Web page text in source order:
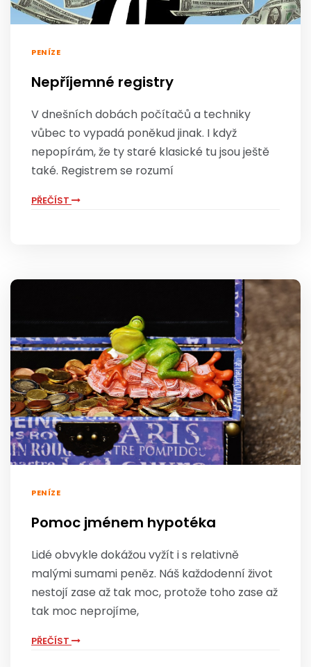
PENÍZE
Nepříjemné registry
V dnešních dobách počítačů a techniky
vůbec to vypadá poněkud jinak. I když
nepopírám, že ty staré klasické tu jsou ještě
také. Registrem se rozumí
PŘEČÍST
PENÍZE
Pomoc jménem hypotéka
Lidé obvykle dokážou vyžít i s relativně
malými sumami peněz. Náš každodenní život
nestojí zase až tak moc, protože toho zase až
tak moc neprojíme,
PŘEČÍST